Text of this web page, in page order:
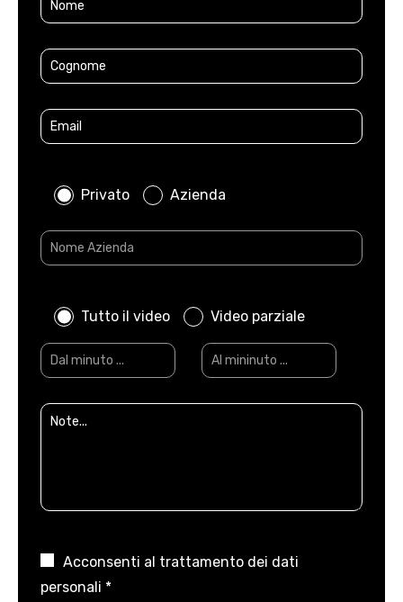
Privato Azienda
Tutto il video Video parziale
Acconsenti al trattamento dei dati
personali *